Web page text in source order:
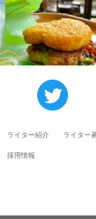
ライター紹介 ライター
採用情報